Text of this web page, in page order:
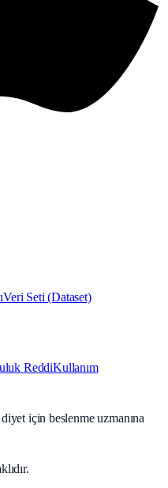
Veri Seti (Dataset)
ReddiKullanım
için beslenme uzmanına